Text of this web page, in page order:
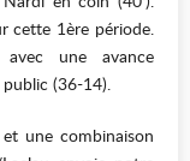
cette 1ère période.
avec une avance
(36-14).
une combinaison